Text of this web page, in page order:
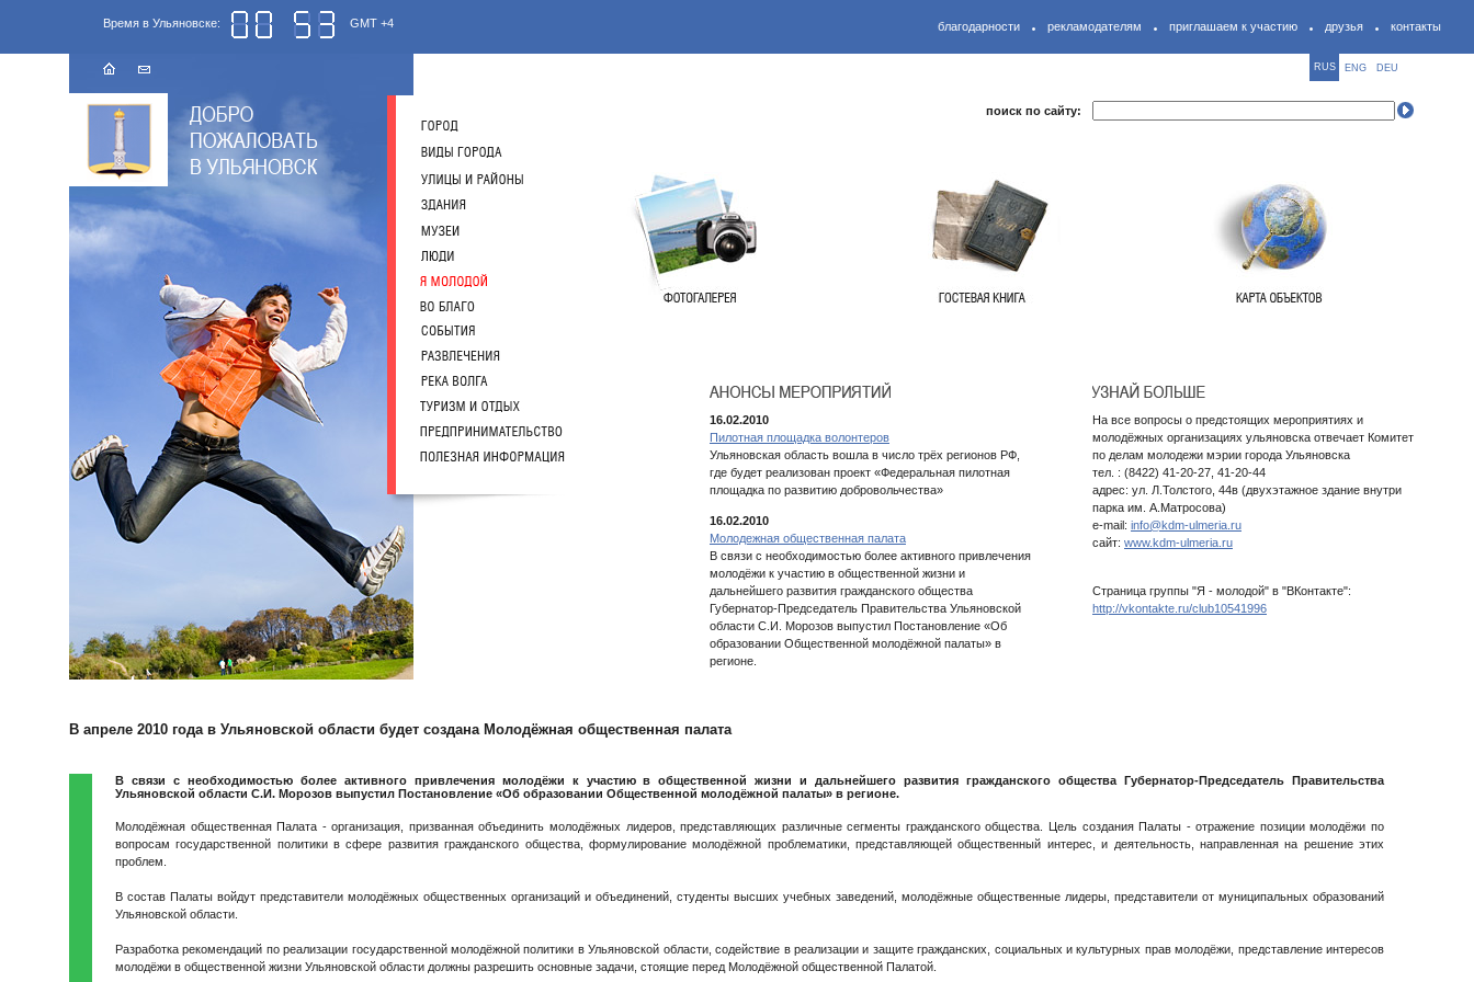
благодарности рекламодателям приглашаем к участию друзья контакты
Время в Ульяновске: GMT +4
RUS ENG DEU
поиск по сайту:
16.02.2010
Пилотная площадка волонтеров
Ульяновская область вошла в число трёх регионов РФ,
где будет реализован проект «Федеральная пилотная
площадка по развитию добровольчества»
16.02.2010
Молодежная общественная палата
В связи с необходимостью более активного привлечения
молодёжи к участию в общественной жизни и
дальнейшего развития гражданского общества
Губернатор-Председатель Правительства Ульяновской
области С.И. Морозов выпустил Постановление «Об
образовании Общественной молодёжной палаты» в
регионе.
На все вопросы о предстоящих мероприятиях и
молодёжных организациях ульяновска отвечает Комитет
по делам молодежи мэрии города Ульяновска
тел. : (8422) 41-20-27, 41-20-44
адрес: ул. Л.Толстого, 44в (двухэтажное здание внутри
парка им. А.Матросова)
e-mail: info@kdm-ulmeria.ru
сайт: www.kdm-ulmeria.ru
Страница группы "Я - молодой" в "ВКонтакте":
http://vkontakte.ru/club10541996
В апреле 2010 года в Ульяновской области будет создана Молодёжная общественная палата
В связи с необходимостью более активного привлечения молодёжи к участию в общественной жизни и дальнейшего развития гражданского общества Губернатор-Председатель Правительства
Ульяновской области С.И. Морозов выпустил Постановление «Об образовании Общественной молодёжной палаты» в регионе.
Молодёжная общественная Палата - организация, призванная объединить молодёжных лидеров, представляющих различные сегменты гражданского общества. Цель создания Палаты - отражение позиции молодёжи по
вопросам государственной политики в сфере развития гражданского общества, формулирование молодёжной проблематики, представляющей общественный интерес, и деятельность, направленная на решение этих
проблем.
В состав Палаты войдут представители молодёжных общественных организаций и объединений, студенты высших учебных заведений, молодёжные общественные лидеры, представители от муниципальных образований
Ульяновской области.
Разработка рекомендаций по реализации государственной молодёжной политики в Ульяновской области, содействие в реализации и защите гражданских, социальных и культурных прав молодёжи, представление интересов
молодёжи в общественной жизни Ульяновской области должны разрешить основные задачи, стоящие перед Молодёжной общественной Палатой.